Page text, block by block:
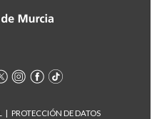
PROTECCIÓN DE DATOS